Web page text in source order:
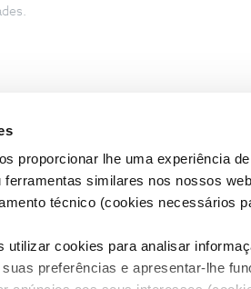
proporcionar lhe uma experiência
similares nos nossos
técnico (cookies necessários
utilizar cookies para analisar
preferências e apresentar-lhe
Condições do Fórum NOS